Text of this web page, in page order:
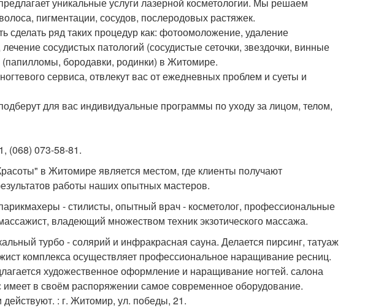
пигментации, сосудов, послеродовых растяжек.
ряд таких процедур как: фотоомоложение, удаление
сосудистых патологий (сосудистые сеточки, звездочки, винные
бородавки, родинки) в Житомире.
сервиса, отвлекут вас от ежедневных проблем и суеты и
для вас индивидуальные программы по уходу за лицом, телом,
(068) 073-58-81.
в Житомире является местом, где клиенты получают
работы наших опытных мастеров.
- стилисты, опытный врач - косметолог, профессиональные
владеющий множеством техник экзотического массажа.
турбо - солярий и инфракрасная сауна. Делается пирсинг, татуаж
комплекса осуществляет профессиональное наращивание ресниц.
художественное оформление и наращивание ногтей. салона
имеет в своём распоряжении самое современное оборудование.
: г. Житомир, ул. победы, 21.